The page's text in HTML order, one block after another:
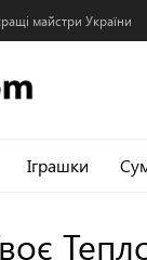
майстри України
Іграшки